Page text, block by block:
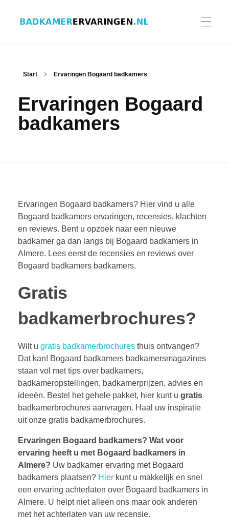
ERVARINGEN BADKAMERS
CONTACT
Start Ervaringen Bogaard badkamers
Ervaringen Bogaard
badkamers
Ervaringen Bogaard badkamers? Hier vind u alle
Bogaard badkamers ervaringen, recensies, klachten
en reviews. Bent u opzoek naar een nieuwe
badkamer ga dan langs bij Bogaard badkamers in
Almere. Lees eerst de recensies en reviews over
Bogaard badkamers badkamers.
Gratis
badkamerbrochures?
Wilt u gratis badkamerbrochures thuis ontvangen?
Dat kan! Bogaard badkamers badkamersmagazines
staan vol met tips over badkamers,
badkameropstellingen, badkamerprijzen, advies en
ideeën. Bestel het gehele pakket, hier kunt u gratis
badkamerbrochures aanvragen. Haal uw inspiratie
uit onze gratis badkamerbrochures.
Ervaringen Bogaard badkamers? Wat voor
ervaring heeft u met Bogaard badkamers in
Almere? Uw badkamer ervaring met Bogaard
badkamers plaatsen? Hier kunt u makkelijk en snel
een ervaring achterlaten over Bogaard badkamers in
Almere. U helpt niet alleen ons maar ook anderen
met het achterlaten van uw recensie.